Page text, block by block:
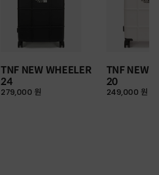
TNF NEW WHEELER
24
279,000 원
TNF NEW
20
249,000 원